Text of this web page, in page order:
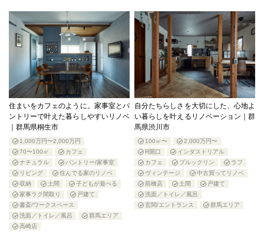
住まいをカフェのように。家事室とパ
ントリーで叶えた暮らしやすいリノベ
｜群馬県桐生市
1,000万円〜2,000万円
70〜100㎡
カフェ
ナチュラル
パントリー/家事室
リビング
住んでる家のリノベ
収納
土間
子どもが遊べる
家事ラク間取り
戸建て
書斎/ワークスペース
洗面／トイレ／風呂
群馬エリア
高崎店
自分たちらしさを大切にした、心地よ
い暮らしを叶えるリノベーション｜群
馬県渋川市
100㎡〜
2,000万円〜
R開口
インダストリアル
カフェ
ブルックリン
ラフ
ヴィンテージ
中古買ってリノベ
前橋店
土間
戸建て
洗面／トイレ／風呂
玄関/エントランス
群馬エリア